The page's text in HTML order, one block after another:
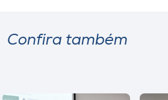
Confira também